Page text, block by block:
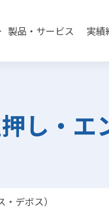
製品・サービス 実績
し・エ
デボス）